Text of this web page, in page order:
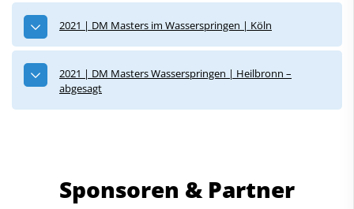
2021 | DM Masters im Wasserspringen | Köln
2021 | DM Masters Wasserspringen | Heilbronn –
abgesagt
Sponsoren & Partner
Kontakt